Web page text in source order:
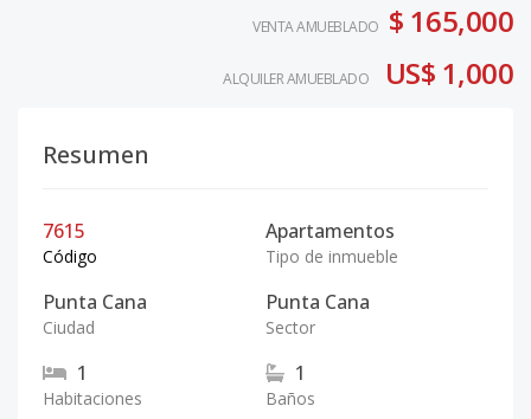
VENTA AMUEBLADO $ 165,000
ALQUILER AMUEBLADO US$ 1,000
Resumen
7615
Código
Apartamentos
Tipo de inmueble
Punta Cana
Ciudad
Punta Cana
Sector
1
Habitaciones
1
Baños